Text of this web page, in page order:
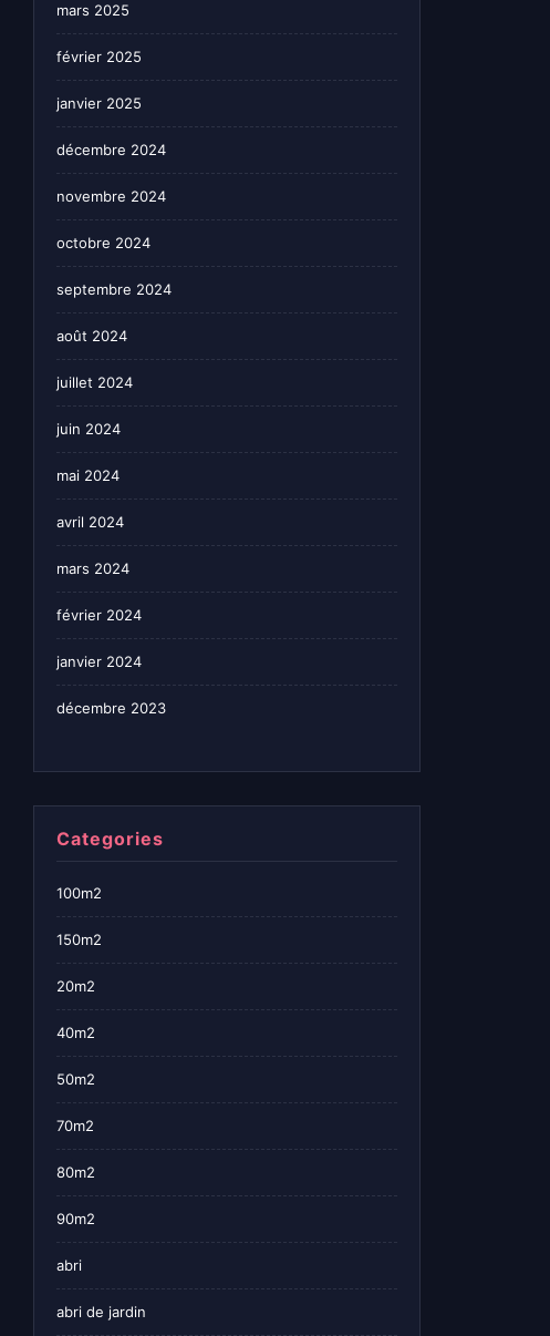
mars 2025
février 2025
janvier 2025
décembre 2024
novembre 2024
octobre 2024
septembre 2024
août 2024
juillet 2024
juin 2024
mai 2024
avril 2024
mars 2024
février 2024
janvier 2024
décembre 2023
Categories
100m2
150m2
20m2
40m2
50m2
70m2
80m2
90m2
abri
abri de jardin